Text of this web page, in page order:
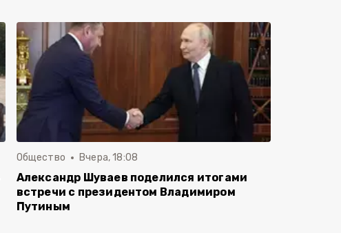
Общество Вчера, 18:08
Александр Шуваев поделился итогами
встречи с президентом Владимиром
Путиным